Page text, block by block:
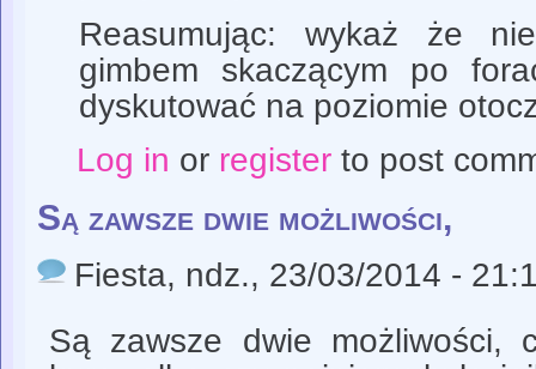
Reasumując: wykaż że
gimbem skaczącym po
dyskutować na poziomie
Log in or registerto post
Są zawsze dwie możliwości,
Fiesta, ndz., 23/03/2014 -
Są zawsze dwie możliwości,